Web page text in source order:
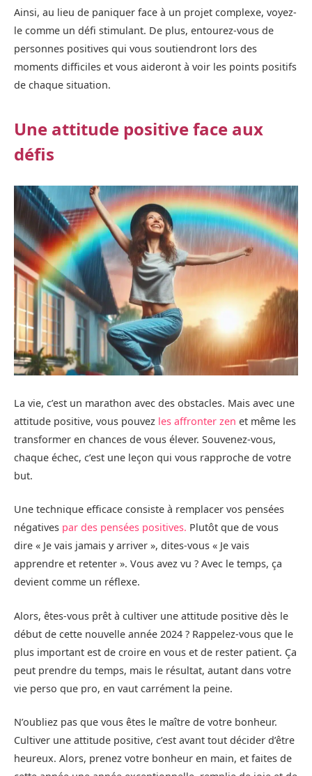
Ainsi, au lieu de paniquer face à un projet complexe, voyez-
le comme un défi stimulant. De plus, entourez-vous de
personnes positives qui vous soutiendront lors des
moments difficiles et vous aideront à voir les points positifs
de chaque situation.
Une attitude positive face aux
défis
La vie, c’est un marathon avec des obstacles. Mais avec une
attitude positive, vous pouvez les affronter zen et même les
transformer en chances de vous élever. Souvenez-vous,
chaque échec, c’est une leçon qui vous rapproche de votre
but.
Une technique efficace consiste à remplacer vos pensées
négatives par des pensées positives. Plutôt que de vous
dire « Je vais jamais y arriver », dites-vous « Je vais
apprendre et retenter ». Vous avez vu ? Avec le temps, ça
devient comme un réflexe.
Alors, êtes-vous prêt à cultiver une attitude positive dès le
début de cette nouvelle année 2024 ? Rappelez-vous que le
plus important est de croire en vous et de rester patient. Ça
peut prendre du temps, mais le résultat, autant dans votre
vie perso que pro, en vaut carrément la peine.
N’oubliez pas que vous êtes le maître de votre bonheur.
Cultiver une attitude positive, c’est avant tout décider d’être
heureux. Alors, prenez votre bonheur en main, et faites de